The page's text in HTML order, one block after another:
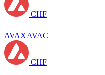
CHF
AVAXAVAC
CHF